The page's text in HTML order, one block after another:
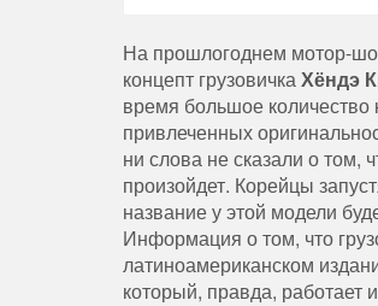
На прошлогоднем мотор-
концепт грузовичкаХёндэ
время большое
привлеченных
ни слова не сказали о том,
произойдет. Корейцы
название у этой модели
Информация о том, что
латиноамериканском
который, правда, работает